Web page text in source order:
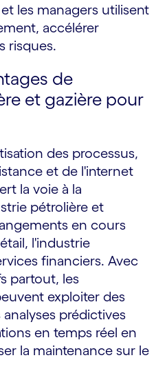
les managers utilisent
accélérer
risques.
de
et gazière pour
des processus,
et de l'internet
la voie à la
pétrolière et
en cours
l'industrie
financiers. Avec
partout, les
exploiter des
prédictives
en temps réel en
la maintenance sur le